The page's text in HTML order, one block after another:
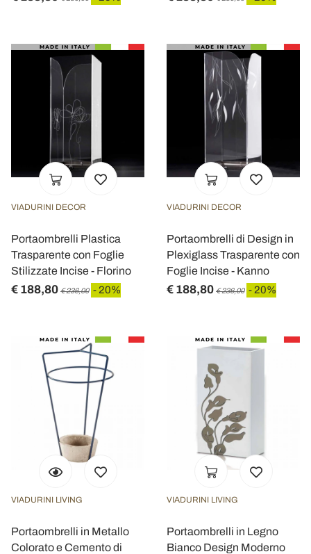
VIADURINI DECOR
Portaombrelli Plastica
Trasparente con Foglie
Stilizzate Incise - Florino
€ 188,80 € 236,00 - 20%
VIADURINI DECOR
Portaombrelli di Design in
Plexiglass Trasparente con
Foglie Incise - Kanno
€ 188,80 € 236,00 - 20%
VIADURINI LIVING
Portaombrelli in Metallo
Colorato e Cemento di
VIADURINI LIVING
Portaombrelli in Legno
Bianco Design Moderno